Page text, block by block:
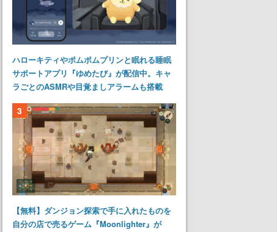
ハローキティやポムポムプリンと眠れる睡眠
サポートアプリ『ゆめたび』が配信中。キャ
ラごとのASMRや目覚ましアラームも搭載
3
【無料】ダンジョン探索で手に入れたものを
自分の店で売るゲーム『Moonlighter』が